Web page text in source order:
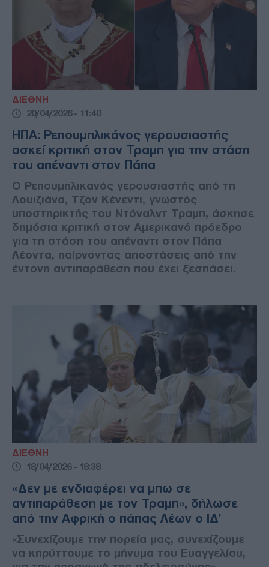
ΔΙΕΘΝΗ
20/04/2026 - 11:40
ΗΠΑ: Ρεπουμπλικάνος γερουσιαστής
ασκεί κριτική στον Τραμπ για την στάση
του απέναντι στον Πάπα
Ο Ρεπουμπλικανός γερουσιαστής από τη
Λουιζιάνα, Τζον Κένεντι, γνωστός
υποστηρικτής του Ντόναλντ Τραμπ, άσκησε
δημόσια κριτική στον Αμερικανό πρόεδρο
για τη στάση του απέναντι στον Πάπα
Λέοντα, παίρνοντας αποστάσεις από την
έντονη αντιπαράθεση που έχει ξεσπάσει.
ΔΙΕΘΝΗ
18/04/2026 - 18:38
«Δεν με ενδιαφέρει να μπω σε
αντιπαράθεση με τον Τραμπ», δήλωσε
από την Αφρική ο πάπας Λέων ο ΙΔ'
«Συνεχίζουμε την πορεία μας, συνεχίζουμε
να κηρύττουμε το μήνυμα του Ευαγγελίου,